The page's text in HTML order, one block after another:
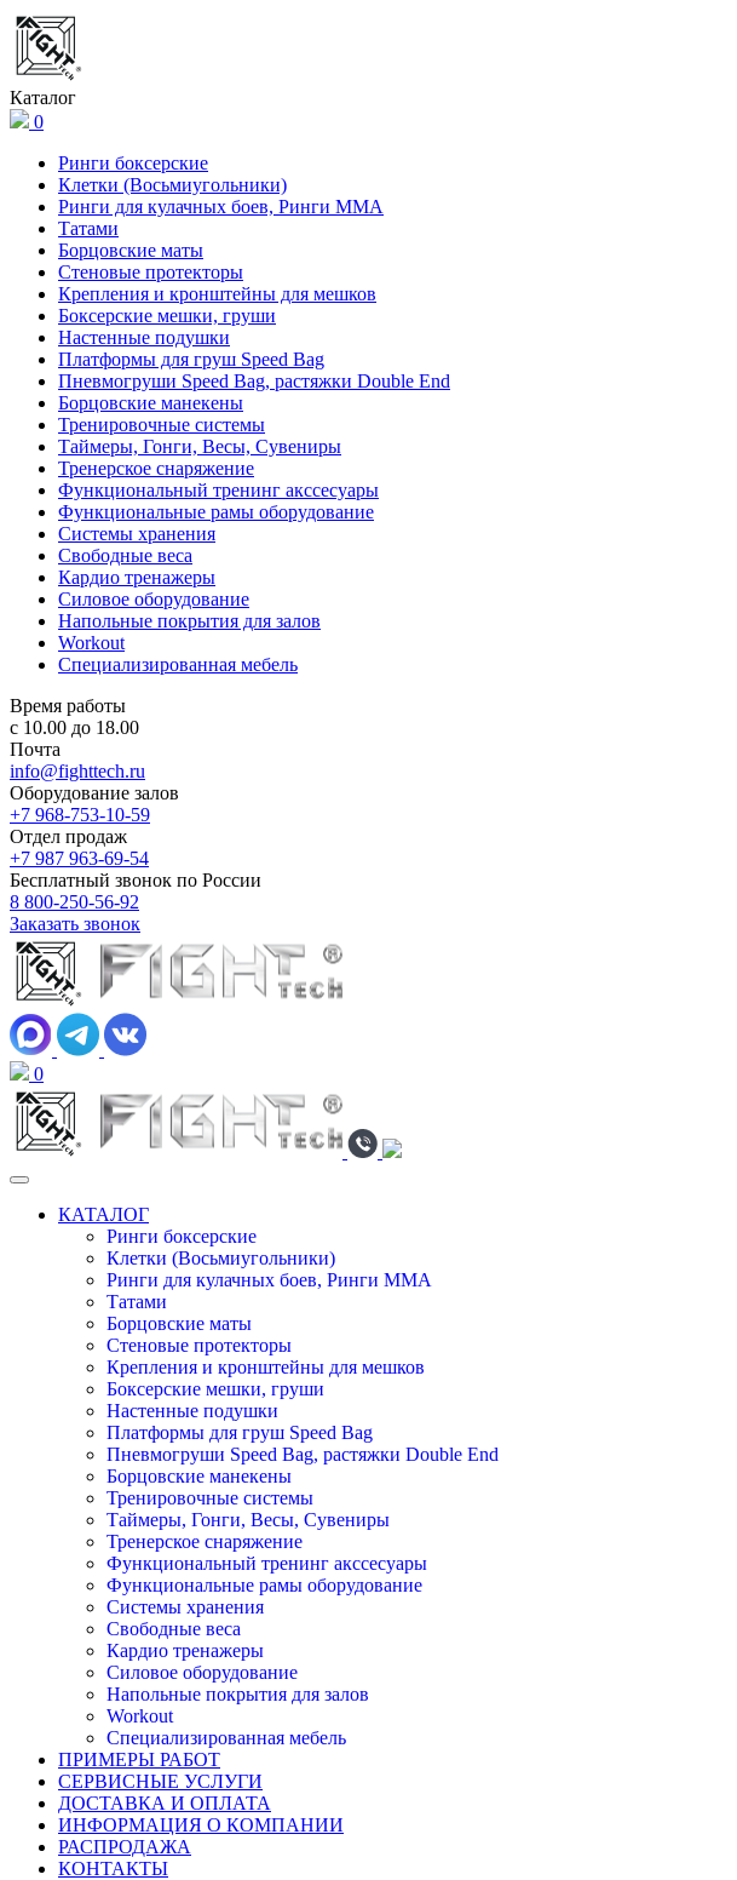
Каталог
0
Ринги боксерские
Клетки (Восьмиугольники)
Ринги для кулачных боев, Ринги ММА
Татами
Борцовские маты
Стеновые протекторы
Крепления и кронштейны для мешков
Боксерские мешки, груши
Настенные подушки
Платформы для груш Speed Bag
Пневмогруши Speed Bag, растяжки Double End
Борцовские манекены
Тренировочные системы
Таймеры, Гонги, Весы, Сувениры
Тренерское снаряжение
Функциональный тренинг акссесуары
Функциональные рамы оборудование
Системы хранения
Свободные веса
Кардио тренажеры
Силовое оборудование
Напольные покрытия для залов
Workout
Специализированная мебель
Время работы
с 10.00 до 18.00
Почта
info@fighttech.ru
Оборудование залов
+7 968-753-10-59
Отдел продаж
+7 987 963-69-54
Бесплатный звонок по России
8 800-250-56-92
Заказать звонок
0
КАТАЛОГ
Ринги боксерские
Клетки (Восьмиугольники)
Ринги для кулачных боев, Ринги ММА
Татами
Борцовские маты
Стеновые протекторы
Крепления и кронштейны для мешков
Боксерские мешки, груши
Настенные подушки
Платформы для груш Speed Bag
Пневмогруши Speed Bag, растяжки Double End
Борцовские манекены
Тренировочные системы
Таймеры, Гонги, Весы, Сувениры
Тренерское снаряжение
Функциональный тренинг акссесуары
Функциональные рамы оборудование
Системы хранения
Свободные веса
Кардио тренажеры
Силовое оборудование
Напольные покрытия для залов
Workout
Специализированная мебель
ПРИМЕРЫ РАБОТ
СЕРВИСНЫЕ УСЛУГИ
ДОСТАВКА И ОПЛАТА
ИНФОРМАЦИЯ О КОМПАНИИ
РАСПРОДАЖА
КОНТАКТЫ